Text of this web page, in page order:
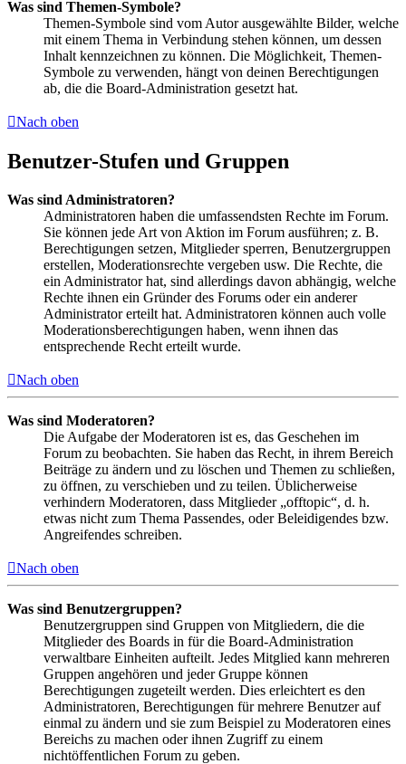
Was sind Themen-Symbole?
Themen-Symbole sind vom Autor ausgewählte Bilder, welche
mit einem Thema in Verbindung stehen können, um dessen
Inhalt kennzeichnen zu können. Die Möglichkeit, Themen-
Symbole zu verwenden, hängt von deinen Berechtigungen
ab, die die Board-Administration gesetzt hat.
Nach oben
Benutzer-Stufen und Gruppen
Was sind Administratoren?
Administratoren haben die umfassendsten Rechte im Forum.
Sie können jede Art von Aktion im Forum ausführen; z. B.
Berechtigungen setzen, Mitglieder sperren, Benutzergruppen
erstellen, Moderationsrechte vergeben usw. Die Rechte, die
ein Administrator hat, sind allerdings davon abhängig, welche
Rechte ihnen ein Gründer des Forums oder ein anderer
Administrator erteilt hat. Administratoren können auch volle
Moderationsberechtigungen haben, wenn ihnen das
entsprechende Recht erteilt wurde.
Nach oben
Was sind Moderatoren?
Die Aufgabe der Moderatoren ist es, das Geschehen im
Forum zu beobachten. Sie haben das Recht, in ihrem Bereich
Beiträge zu ändern und zu löschen und Themen zu schließen,
zu öffnen, zu verschieben und zu teilen. Üblicherweise
verhindern Moderatoren, dass Mitglieder „offtopic“, d. h.
etwas nicht zum Thema Passendes, oder Beleidigendes bzw.
Angreifendes schreiben.
Nach oben
Was sind Benutzergruppen?
Benutzergruppen sind Gruppen von Mitgliedern, die die
Mitglieder des Boards in für die Board-Administration
verwaltbare Einheiten aufteilt. Jedes Mitglied kann mehreren
Gruppen angehören und jeder Gruppe können
Berechtigungen zugeteilt werden. Dies erleichtert es den
Administratoren, Berechtigungen für mehrere Benutzer auf
einmal zu ändern und sie zum Beispiel zu Moderatoren eines
Bereichs zu machen oder ihnen Zugriff zu einem
nichtöffentlichen Forum zu geben.